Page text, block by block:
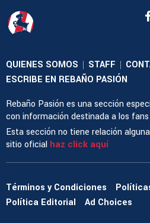
QUIENES SOMOS | STAFF |
ESCRIBE EN REBAÑO PASIÓN
Rebaño Pasión es una sección
con información destinada a los fans
Esta sección no tiene relación
sitio oficial haz click aquí
Términos y Condiciones
Política Editorial
Ad Choices